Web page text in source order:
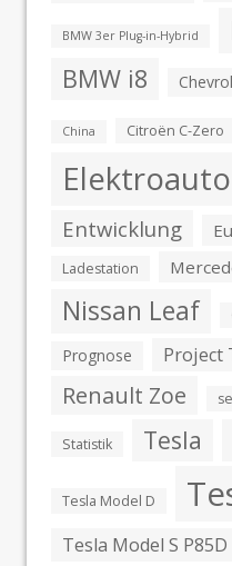
BMW 3er Plug-in-Hybrid
BMW i8
China Citroën C-Zero
Elektroauto
Entwicklung
Ladestation
Nissan Leaf
Prognose Project
Renault Zoe
Statistik Tesla
Tesla Model D
Tesla Model S P85D